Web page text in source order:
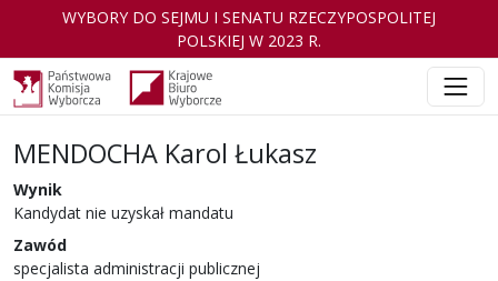
WYBORY DO SEJMU I SENATU RZECZYPOSPOLITEJ
POLSKIEJ W 2023 R.
MENDOCHA Karol Łukasz
Wynik
Kandydat nie uzyskał mandatu
Zawód
specjalista administracji publicznej